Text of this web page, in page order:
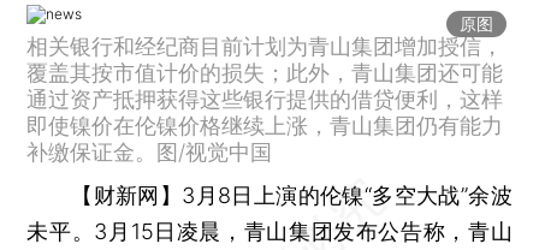
原图
相关银行和经纪商目前计划为青山集团增加授信，
覆盖其按市值计价的损失；此外，青山集团还可能
通过资产抵押获得这些银行提供的借贷便利，这样
即使镍价在伦镍价格继续上涨，青山集团仍有能力
补缴保证金。图/视觉中国
【财新网】 3月8日上演的伦镍“多空大战”余波
未平。3月15日凌晨，青山集团发布公告称，青山